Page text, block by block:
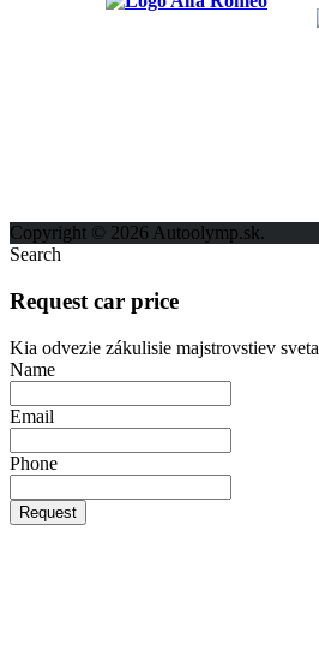
Copyright © 2026 Autoolymp.sk.
Search
Request car price
Kia odvezie zákulisie majstrovstiev sveta
Name
Email
Phone
Request